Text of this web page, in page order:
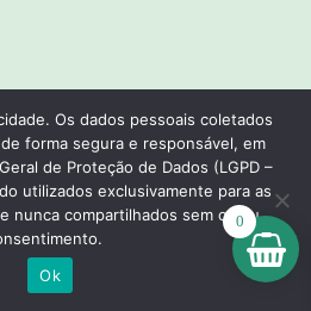
0
Os dados pessoais coletados
forma segura e responsável, em
de Proteção de Dados (LGPD –
utilizados exclusivamente para as
nunca compartilhados sem o seu
Ok